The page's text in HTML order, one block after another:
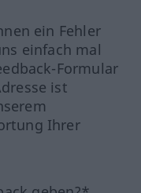
ein Fehler
einfach mal
Formular
ist
Ihrer